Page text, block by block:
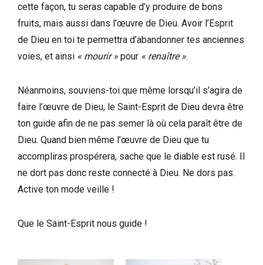
cette façon, tu seras capable d’y produire de bons
fruits, mais aussi dans l’œuvre de Dieu. Avoir l’Esprit
de Dieu en toi te permettra d’abandonner tes anciennes
voies, et ainsi « mourir » pour « renaître ».
Néanmoins, souviens-toi que même lorsqu’il s’agira de
faire l’œuvre de Dieu, le Saint-Esprit de Dieu devra être
ton guide afin de ne pas semer là où cela paraît être de
Dieu. Quand bien même l’œuvre de Dieu que tu
accompliras prospérera, sache que le diable est rusé. Il
ne dort pas donc reste connecté à Dieu. Ne dors pas.
Active ton mode veille !
Que le Saint-Esprit nous guide !